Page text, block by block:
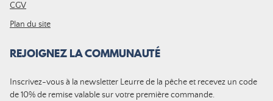
CGV
Plan du site
REJOIGNEZ LA COMMUNAUTÉ
Inscrivez-vous à la newsletter Leurre de la pêche et recevez un code
de 10% de remise valable sur votre première commande.